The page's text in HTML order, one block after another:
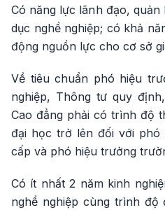
Có năng lực lãnh đạo,
dục nghề nghiệp; có khả
động nguồn lực cho cơ sở
Về tiêu chuẩn phó hiệu
nghiệp, Thông tư quy
Cao đẳng phải có trình độ
đại học trở lên đối với
cấp và phó hiệu trưởng
Có ít nhất 2 năm kinh
nghề nghiệp cùng trình